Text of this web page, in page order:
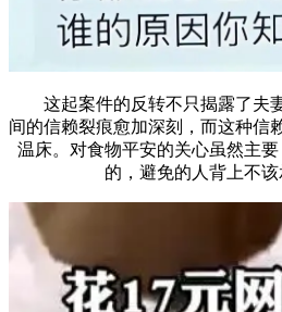
这起案件的反转不只揭露了夫
间的信赖裂痕愈加深刻，而这种信
温床。对食物平安的关心虽然主
的，避免的人背上不该